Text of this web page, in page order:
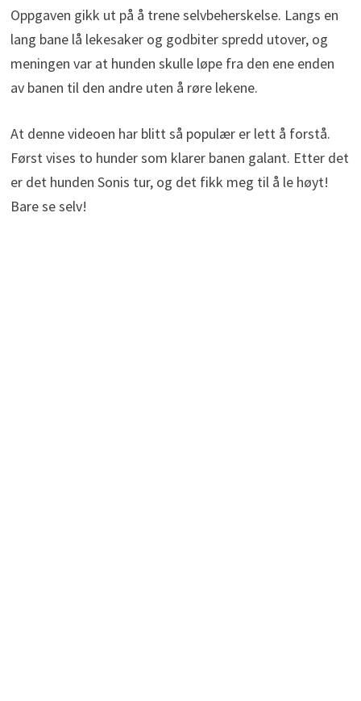
Oppgaven gikk ut på å trene selvbeherskelse. Langs en
lang bane lå lekesaker og godbiter spredd utover, og
meningen var at hunden skulle løpe fra den ene enden
av banen til den andre uten å røre lekene.
At denne videoen har blitt så populær er lett å forstå.
Først vises to hunder som klarer banen galant. Etter det
er det hunden Sonis tur, og det fikk meg til å le høyt!
Bare se selv!